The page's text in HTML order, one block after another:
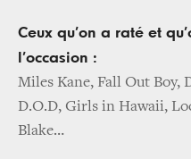
Ceux qu’on a raté et
l’occasion :
Miles Kane, Fall Out Boy,
D.O.D, Girls in Hawaii,
Blake…